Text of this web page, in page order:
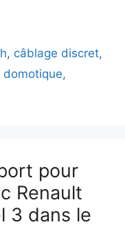
, câblage discret,
,
pour
Renault
3 dans le